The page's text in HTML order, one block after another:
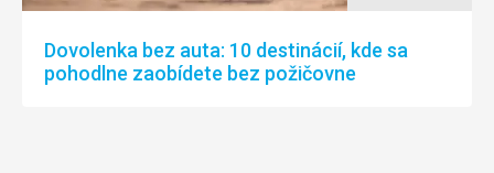
Dovolenka bez auta: 10 destinácií, kde sa
pohodlne zaobídete bez požičovne